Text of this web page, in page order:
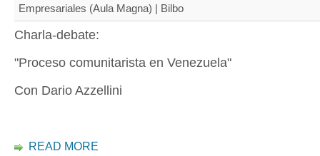
Empresariales (Aula Magna) | Bilbo
Charla-debate:
"Proceso comunitarista en Venezuela"
Con Dario Azzellini
READ MORE